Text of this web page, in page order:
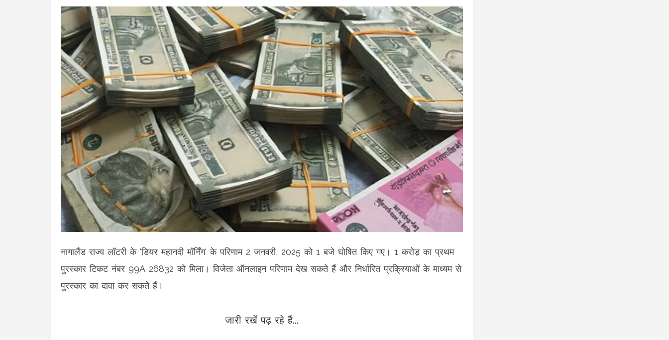
नागालैंड राज्य लॉटरी के 'डियर महानदी मॉर्निंग' के परिणाम 2 जनवरी, 2025 को 1 बजे घोषित किए गए। 1 करोड़ का प्रथम
पुरस्कार टिकट नंबर 99A 26832 को मिला। विजेता ऑनलाइन परिणाम देख सकते हैं और निर्धारित प्रक्रियाओं के माध्यम से
पुरस्कार का दावा कर सकते हैं।
जारी रखें पढ़ रहे हैं...